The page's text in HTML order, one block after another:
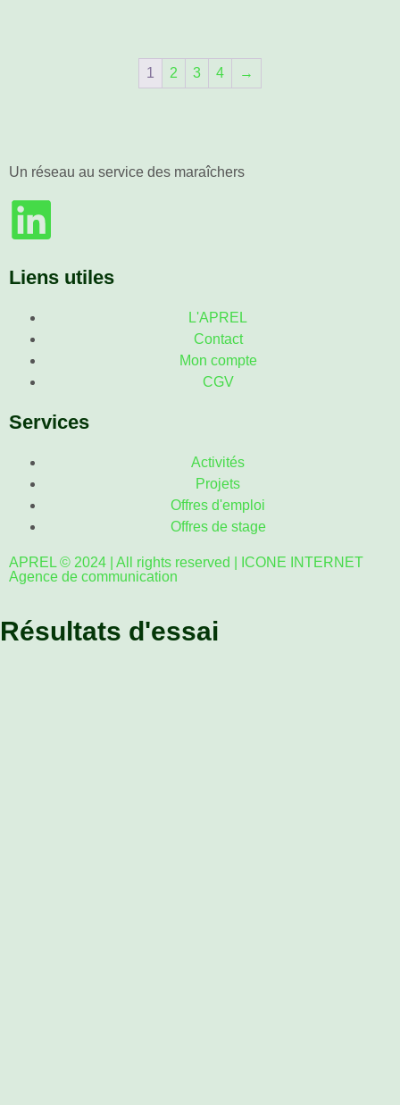
1 2 3 4 →
Un réseau au service des maraîchers
Liens utiles
L'APREL
Contact
Mon compte
CGV
Services
Activités
Projets
Offres d'emploi
Offres de stage
APREL © 2024 | All rights reserved | ICONE INTERNET
Agence de communication
Résultats d'essai